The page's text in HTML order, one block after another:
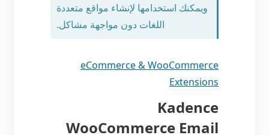
ويمكنك استخدامها لإنشاء مواقع متعددة
اللغات دون مواجهة مشاكل.
eCommerce & WooCommerce
Extensions
Kadence
WooCommerce Email